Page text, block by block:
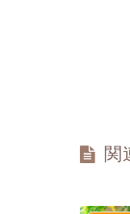
関